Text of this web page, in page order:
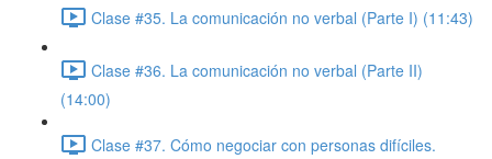
Clase #35. La comunicación no verbal (Parte I) (11:43)
Clase #36. La comunicación no verbal (Parte II)
(14:00)
Clase #37. Cómo negociar con personas difíciles.